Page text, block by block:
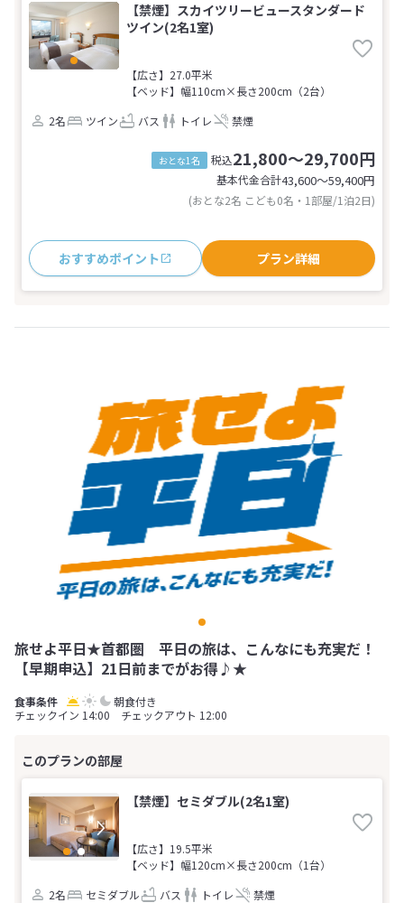
【禁煙】スカイツリービュースタンダード
ツイン(2名1室)
【広さ】27.0平米
【ベッド】幅110cm×長さ200cm（2台）
2名
ツイン バス トイレ 禁煙
おとな1名 税込21,800～29,700円
基本代金合計43,600〜59,400円
(おとな2名 こども0名・1部屋/1泊2日)
おすすめポイント プラン詳細
旅せよ平日★首都圏 平日の旅は、こんなにも充実だ！
【早期申込】21日前までがお得♪★
朝食付き
チェックイン 14:00 チェックアウト 12:00
【禁煙】セミダブル(2名1室)
【広さ】19.5平米
【ベッド】幅120cm×長さ200cm（1台）
2名
セミダブル バス トイレ 禁煙